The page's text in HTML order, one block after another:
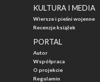
KULTURA I MEDIA
Wiersze i pieśni wojenne
Recenzje książek
PORTAL
Autor
Współpraca
O projekcie
Regulamin